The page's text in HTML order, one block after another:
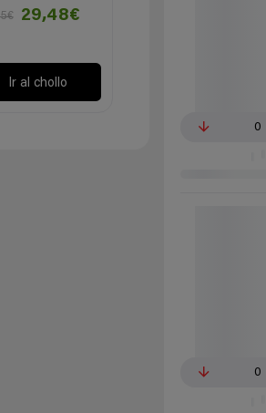
29,48€
Ir al chollo
0
0